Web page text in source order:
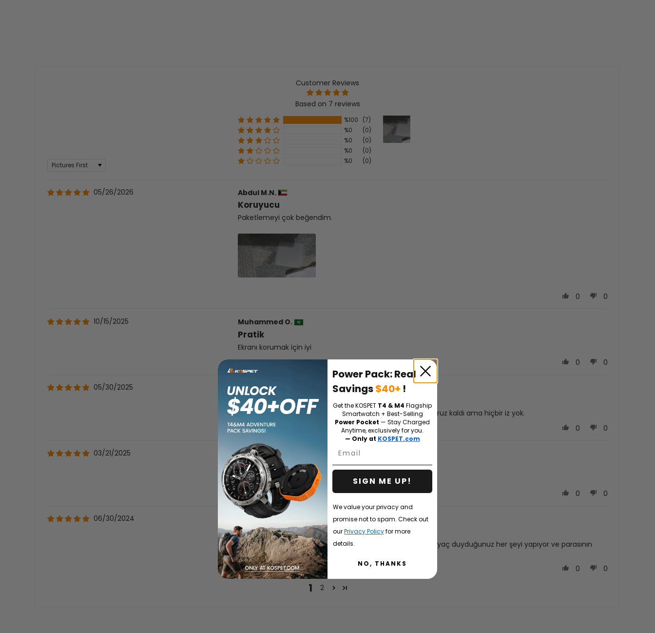
Customer Reviews
Based on 7 reviews
%100
(7)
%0
(0)
%0
(0)
%0
(0)
%0
(0)
Sort by
05/26/2026 Abdul M.N.
Koruyucu
Paketlemeyi çok beğendim.
0 0
10/15/2025 Muhammed O.
Pratik
Ekranı korumak için iyi
0
0
05/30/2025 Andrew B.
KOSPETTANKT3 ULTRA 2 Koruyucu Film
Saate taktım, harika çalışıyor, darbelere ve çarpmalara maruz kaldı ama hiçbir iz yok.
0
0
03/21/2025 Cyrille G.
Film koruyucu
Bon produit, protège bien la montre.
0
0
06/30/2024 Shemeem O.
Süper
Saat gerçekten harika, harika görünüyor, rahat takılıyor, ihtiyaç duyduğunuz her şeyi yapıyor ve parasının
karşılığını fazlasıyla veriyor.
0
0
1 2
Power Pack: Real
Savings$40+ !
Get the KOSPET T4 & M4 Flagship
Smartwatch + Best-Selling
Power Pocket — Stay Charged
Anytime, exclusively for you.
— Only at KOSPET.com
Email
SIGN ME UP!
We value your privacy and
promise not to spam. Check out
ourPrivacy Policyfor more
details.
NO, THANKS